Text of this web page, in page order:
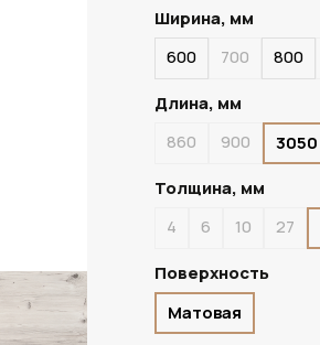
ПОД ЗАКАЗ
Ширина, мм
600
700 800
Длина, мм
860
900 3050
Толщина, мм
4
6 10 27
Поверхность
Матовая